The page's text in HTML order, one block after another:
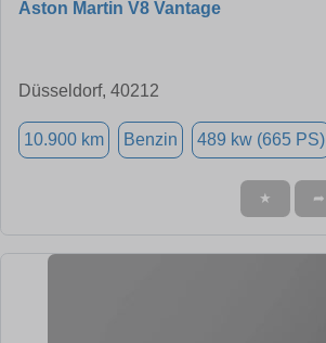
Aston Martin V8 Vantage
Düsseldorf, 40212
10.900 km Benzin 489 kw (665 PS)
★ ➦